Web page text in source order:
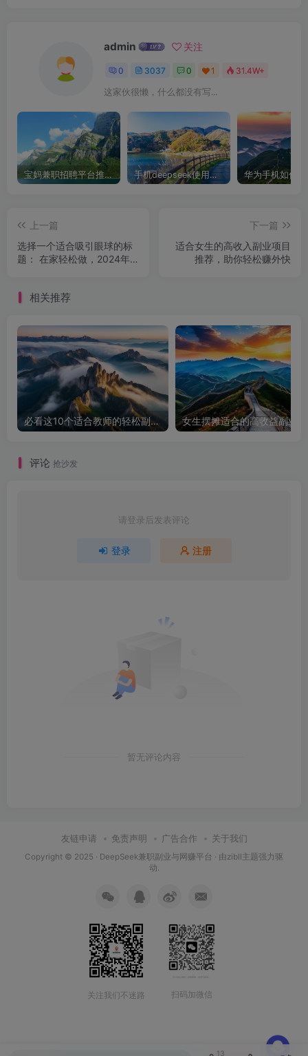
admin 关注
0 3037 0 1 31.4W+
这家伙很懒，什么都没有写...
宝妈兼职招聘平台推荐，轻松找到理想工作！ 手机deepseek使用全攻略，轻松实现画图与炒股功能
上一篇
选择一个适合吸引眼球的标
题： 在家轻松做，2024年
下一篇
适合女生的高收入副业项目
推荐，助你轻松赚外快
相关推荐
必看这10个适合教师的轻松副业项目，轻松赚钱不是梦
评论 抢沙发
请登录后发表评论
登录 注册
暂无评论内容
友链申请 免责声明 广告合作 关于我们
Copyright © 2025 · DeepSeek兼职副业与网赚平台 · 由zibll主题强力驱
动.
关注我们不迷路 扫码加微信
13